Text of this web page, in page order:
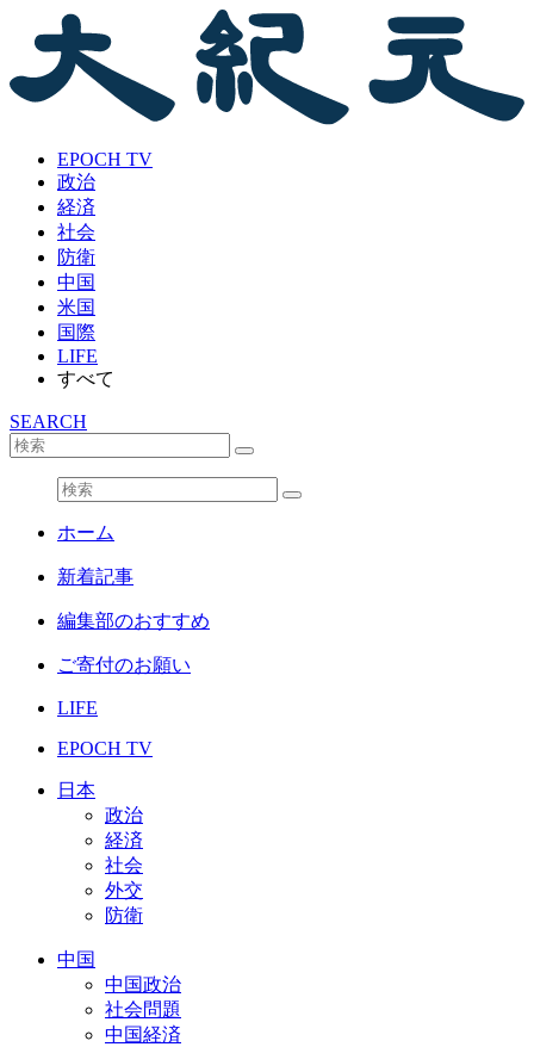
EPOCH TV
政治
経済
社会
防衛
中国
米国
国際
LIFE
すべて
SEARCH
ホーム
新着記事
編集部のおすすめ
ご寄付のお願い
LIFE
EPOCH TV
日本
政治
経済
社会
外交
防衛
中国
中国政治
社会問題
中国経済